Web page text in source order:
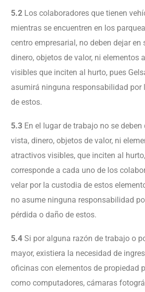
5.2 Los colaboradores que tienen
mientras se encuentren en los
centro empresarial, no deben dejar en
dinero, objetos de valor, ni elementos
visibles que inciten al hurto, pues
asumirá ninguna responsabilidad por
de estos.
5.3 En el lugar de trabajo no se deben
vista, dinero, objetos de valor, ni
atractivos visibles, que inciten al
corresponde a cada uno de los
velar por la custodia de estos
no asume ninguna responsabilidad
pérdida o daño de estos.
5.4 Si por alguna razón de trabajo o
mayor, existiera la necesidad de
oficinas con elementos de propiedad
como computadores, cámaras